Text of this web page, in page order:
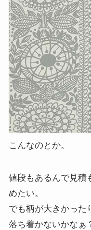
こんなのとか。
値段もあるんで見積
めたい。
でも柄が大きかった
落ち着かないかなぁ